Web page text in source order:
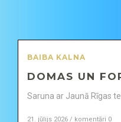
BAIBA KALNA
DOMAS UN
Saruna ar Jaunā Rīgas
21. jūlijs 2026 / komentāri 0